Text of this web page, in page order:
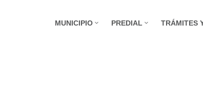
MUNICIPIO PREDIAL TRÁMITES